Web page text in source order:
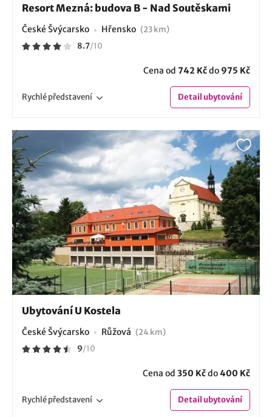
Resort Mezná: budova B - Nad Soutěskami
České Švýcarsko Hřensko (23 km)
8.7/10
Cena od 742 Kčdo 975 Kč
Rychlépředstavení Detailubytování
Ubytování U Kostela
České Švýcarsko Růžová (24 km)
9/10
Cena od 350 Kčdo400 Kč
Rychlépředstavení Detailubytování